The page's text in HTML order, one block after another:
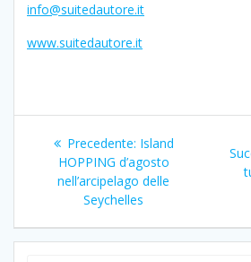
info@suitedautore.it
www.suitedautore.it
Navigazione
articoli
Precedente: Articolo
precedente:
Island
HOPPING d’agosto
nell’arcipelago delle
Seychelles